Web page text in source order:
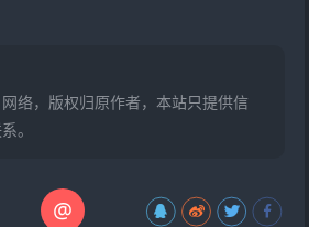
络，版权归原作者，本站只提供信
。
@